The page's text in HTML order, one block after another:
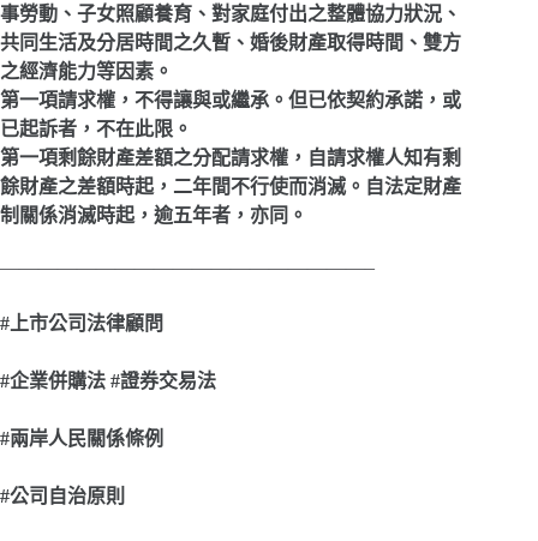
事勞動、子女照顧養育、對家庭付出之整體協力狀況、
共同生活及分居時間之久暫、婚後財產取得時間、雙方
之經濟能力等因素。
第一項請求權，不得讓與或繼承。但已依契約承諾，或
已起訴者，不在此限。
第一項剩餘財產差額之分配請求權，自請求權人知有剩
餘財產之差額時起，二年間不行使而消滅。自法定財產
制關係消滅時起，逾五年者，亦同。
———————————————————–
# 上市公司法律顧問
#企業併購法 #證券交易法
#兩岸人民關係條例
#公司自治原則